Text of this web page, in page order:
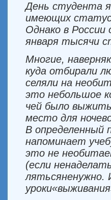
День студента
имеющих
Однако в России
января тысячи
Многие,
куда отбирали
селяли на
это небольшое
чей было
место для
В определен­ный
напоминает
это не необитае­
(если не
лятьсяненужно.
уроки